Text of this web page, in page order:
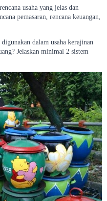
usaha yang jelas dan
pemasaran, rencana keuangan,
dalam usaha kerajinan
Jelaskan minimal 2 sistem